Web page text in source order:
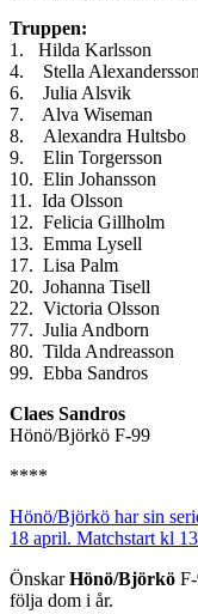
Truppen:
1. Hilda Karlsson
4. Stella Alexandersson
6. Julia Alsvik
7. Alva Wiseman
8. Alexandra Hultsbo
9. Elin Torgersson
10. Elin Johansson
11. Ida Olsson
12. Felicia Gillholm
13. Emma Lysell
17. Lisa Palm
20. Johanna Tisell
22. Victoria Olsson
77. Julia Andborn
80. Tilda Andreasson
99. Ebba Sandros
Claes Sandros
Hönö/Björkö F-99
****
Hönö/Björkö har sin
18 april. Matchstart kl
ÖnskarHönö/Björkö
följa dom i år.